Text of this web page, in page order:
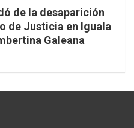
de la desaparición
de Justicia en Iguala
Galeana